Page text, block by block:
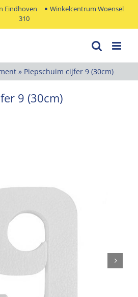
Eindhoven
Winkelcentrum Woensel
310
» Piepschuim cijfer 9 (30cm)
9 (30cm)